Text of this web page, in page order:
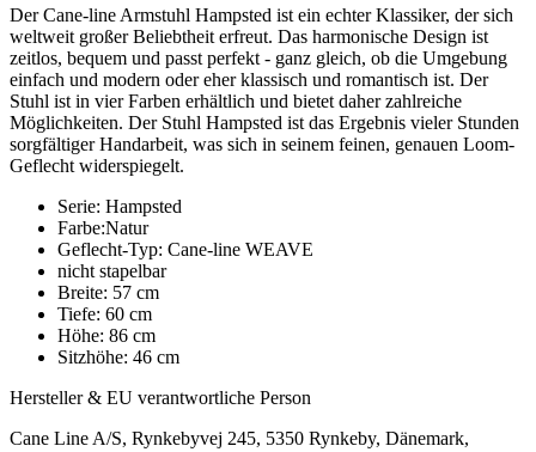
Der Cane-line Armstuhl Hampsted ist ein echter Klassiker, der sich
weltweit großer Beliebtheit erfreut. Das harmonische Design ist
zeitlos, bequem und passt perfekt - ganz gleich, ob die Umgebung
einfach und modern oder eher klassisch und romantisch ist. Der
Stuhl ist in vier Farben erhältlich und bietet daher zahlreiche
Möglichkeiten. Der Stuhl Hampsted ist das Ergebnis vieler Stunden
sorgfältiger Handarbeit, was sich in seinem feinen, genauen Loom-
Geflecht widerspiegelt.
Serie: Hampsted
Farbe:Natur
Geflecht-Typ: Cane-line WEAVE
nicht stapelbar
Breite: 57 cm
Tiefe: 60 cm
Höhe: 86 cm
Sitzhöhe: 46 cm
Hersteller & EU verantwortliche Person
Cane Line A/S, Rynkebyvej 245, 5350 Rynkeby, Dänemark,